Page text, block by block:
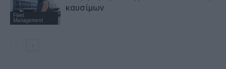
Fleet
Management
καυσίμων